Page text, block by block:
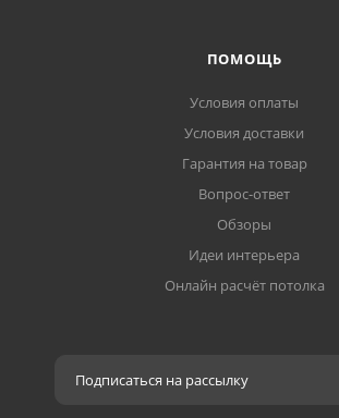
ПОМОЩЬ
Условия оплаты
Условия доставки
Гарантия на товар
Вопрос-ответ
Обзоры
Идеи интерьера
Онлайн расчёт потолка
Подписаться на рассылку